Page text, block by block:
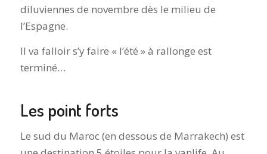
diluviennes de novembre dès le milieu de
l’Espagne.
Il va falloir s’y faire « l’été » à rallonge est
terminé…
Les point forts
Le sud du Maroc (en dessous de Marrakech) est